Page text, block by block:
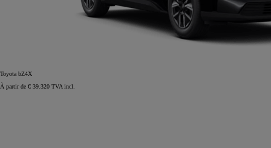
Toyota bZ4X
À partir de € 39.320 TVA incl.